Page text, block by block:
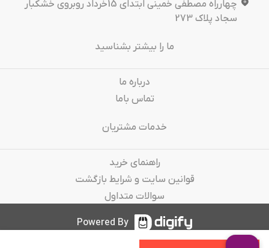
چهارراه مصطفی خمینی ابتدای 15خرداد روبروی خشکبار
سجاد پلاک 273
ما را بیشتر بشناسید
درباره‌ ما
تماس باما
خدمات مشتریان
راهنمای خرید
قوانین سایت و شرایط بازگشت
سوالات متداول
Powered By